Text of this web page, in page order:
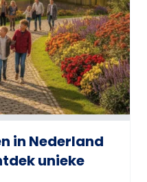
in Nederland
unieke